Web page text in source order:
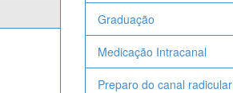
Graduação
Medicação Intracanal
Preparo do canal radicular